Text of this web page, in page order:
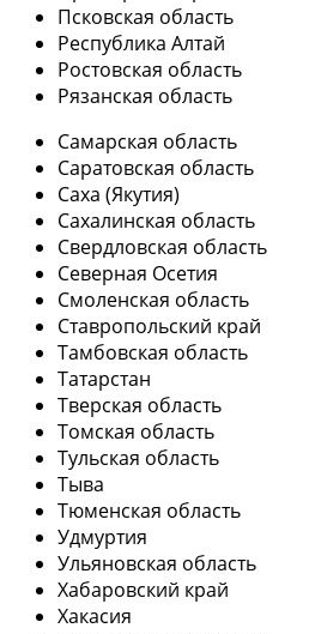
Псковская область
Республика Алтай
Ростовская область
Рязанская область
Самарская область
Саратовская область
Саха (Якутия)
Сахалинская область
Свердловская область
Северная Осетия
Смоленская область
Ставропольский край
Тамбовская область
Татарстан
Тверская область
Томская область
Тульская область
Тыва
Тюменская область
Удмуртия
Ульяновская область
Хабаровский край
Хакасия